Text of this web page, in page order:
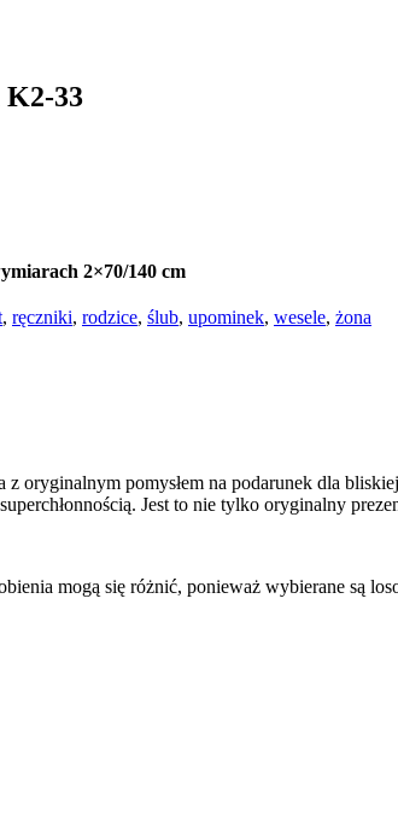
K2-33
2×70/140 cm
, ręczniki, rodzice, ślub, upominek, wesele, żona
oryginalnym pomysłem na podarunek dla
Jest to nie tylko oryginalny
mogą się różnić, ponieważ wybierane są